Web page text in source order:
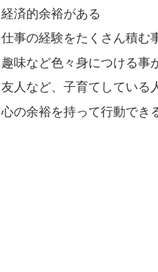
経済的余裕がある
仕事の経験をたくさん積む
趣味など色々身につける事
友人など、子育てしている
心の余裕を持って行動でき